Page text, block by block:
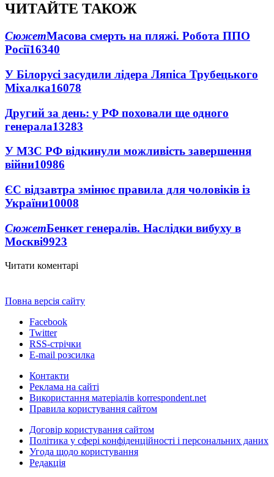
ЧИТАЙТЕ ТАКОЖ
СюжетМасова смерть на пляжі. Робота ППО
Росії16340
У Білорусі засудили лідера Ляпіса Трубецького
Міхалка16078
Другий за день: у РФ поховали ще одного
генерала13283
У МЗС РФ відкинули можливість завершення
війни10986
ЄС відзавтра змінює правила для чоловіків із
України10008
СюжетБенкет генералів. Наслідки вибуху в
Москві9923
Читати коментарі
Повна версія сайту
Facebook
Twitter
RSS-стрічки
E-mail розсилка
Контакти
Реклама на сайті
Використання матеріалів korrespondent.net
Правила користування сайтом
Договір користування сайтом
Політика у сфері конфіденційності і персональних даних
Угода щодо користування
Редакція